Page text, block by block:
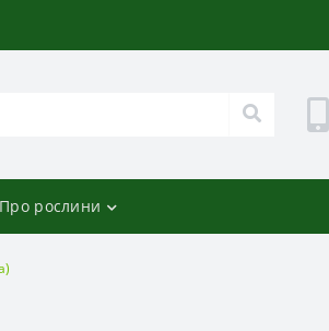
Про рослини